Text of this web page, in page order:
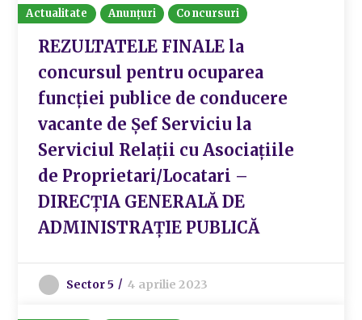
Actualitate Anunțuri Concursuri
REZULTATELE FINALE la
concursul pentru ocuparea
funcţiei publice de conducere
vacante de Șef Serviciu la
Serviciul Relații cu Asociațiile
de Proprietari/Locatari –
DIRECȚIA GENERALĂ DE
ADMINISTRAȚIE PUBLICĂ
Sector 5 4 aprilie 2023